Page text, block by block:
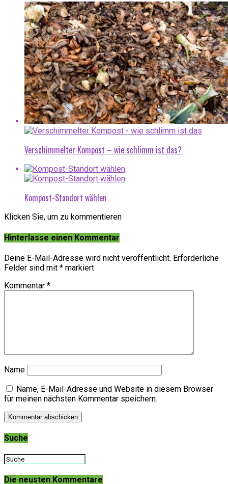
Verschimmelter Kompost – wie schlimm ist das?
Kompost-Standort wählen
Klicken Sie, um zu kommentieren
Hinterlasse einen Kommentar
Deine E-Mail-Adresse wird nicht veröffentlicht. Erforderliche
Felder sind mit * markiert
Kommentar *
Name
Name, E-Mail-Adresse und Website in diesem Browser
für meinen nächsten Kommentar speichern.
Suche
Die neusten Kommentare